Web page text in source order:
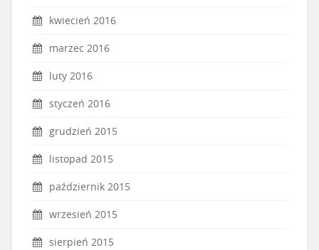
kwiecień 2016
marzec 2016
luty 2016
styczeń 2016
grudzień 2015
listopad 2015
październik 2015
wrzesień 2015
sierpień 2015